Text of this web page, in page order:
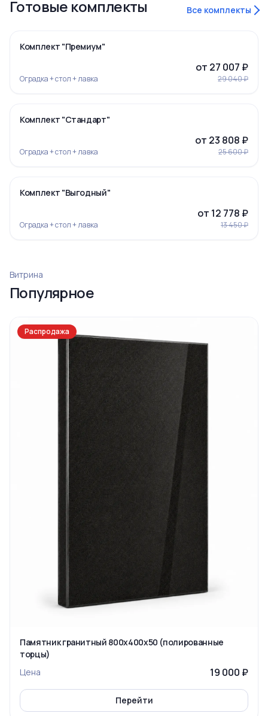
Готовые комплекты Все комплекты
Ограда 19
-7%
Комплект "Премиум"
Оградка + стол + лавка
от 27 007 ₽
29 040 ₽
-7%
Комплект "Стандарт"
Оградка + стол + лавка
от 23 808 ₽
25 600 ₽
Ограда 6
-5%
Комплект "Выгодный"
Оградка + стол + лавка
от 12 778 ₽
13 450 ₽
Витрина
Популярное
Распродажа
Памятник гранитный 800x400x50 (полированные
торцы)
Цена
19 000 ₽
Перейти